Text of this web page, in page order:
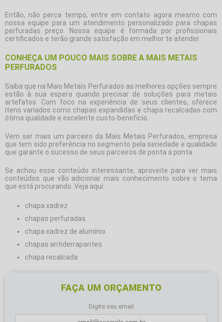
Então, não perca tempo, entre em contato agora mesmo com
nossa equipe para um atendimento personalizado para chapas
perfuradas preço . Nossa equipe é formada por profissionais
certificados e terão grande satisfação em melhor te atender.
CONHEÇA UM POUCO MAIS SOBRE A MAIS METAIS
PERFURADOS
Saiba que na Mais Metais Perfurados as melhores opções sempre
estão à sua espera quando precisar de soluções para metais
artefatos. Com foco na experiência de seus clientes, oferece
itens variados como chapas expandidas e chapa recalcadas com
ótima qualidade e excelente custo-benefício.
Vem ser mais um parceiro da Mais Metais Perfurados, empresa
que tem sido preferência no segmento pela seriedade e qualidade
que garante o sucesso de seus parceiros de ponta a ponta.
Se achou esse conteúdo interessante, aproveite para ver mais
conteúdos que vão adicionar mais conhecimento sobre o tema
que está procurando. Veja aqui:
chapa xadrez
chapas perfuradas
chapa xadrez de alumínio
chapas antiderrapantes
chapa recalcada
FAÇA UM ORÇAMENTO
Digite seu email